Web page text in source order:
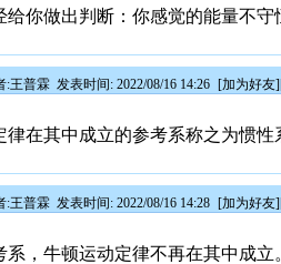
给你做出判断：你感觉的能量不守
:王普霖 发表时间: 2022/08/16 14:26 [加为好友
律在其中成立的参考系称之为惯性
:王普霖 发表时间: 2022/08/16 14:28 [加为好友
系，牛顿运动定律不再在其中成立